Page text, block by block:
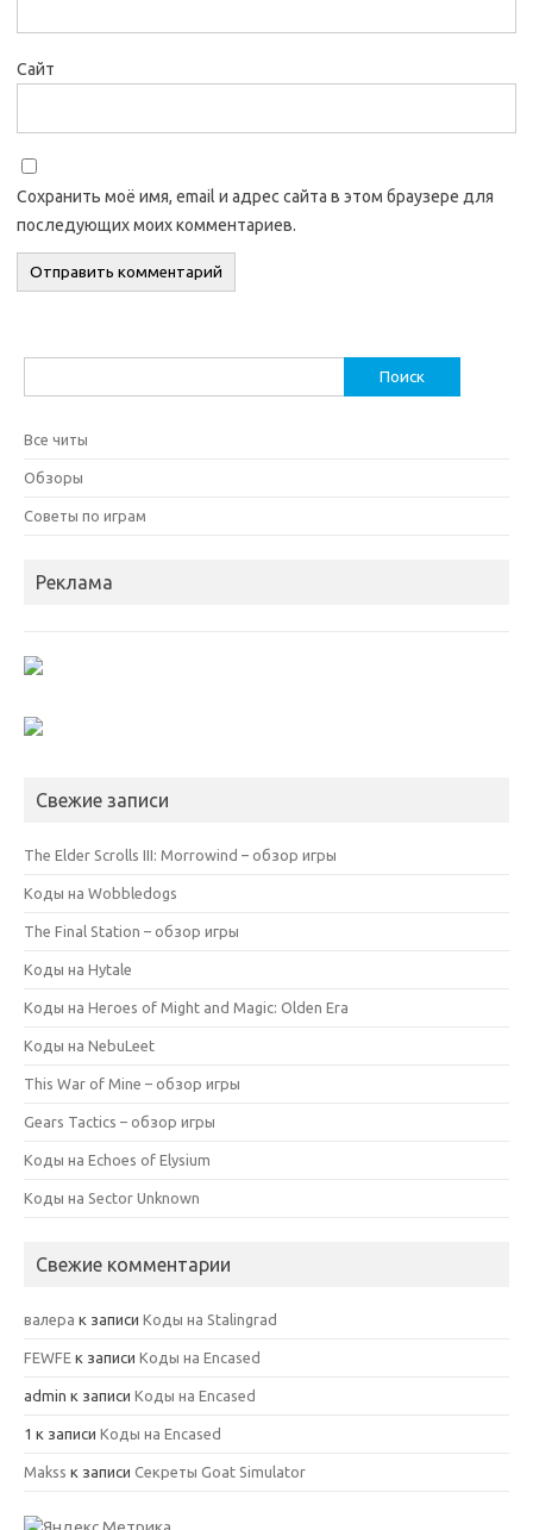
Сайт
Сохранить моё имя, email и адрес сайта в этом браузере для
последующих моих комментариев.
Все читы
Обзоры
Советы по играм
Реклама
Свежие записи
The Elder Scrolls III: Morrowind – обзор игры
Коды на Wobbledogs
The Final Station – обзор игры
Коды на Hytale
Коды на Heroes of Might and Magic: Olden Era
Коды на NebuLeet
This War of Mine – обзор игры
Gears Tactics – обзор игры
Коды на Echoes of Elysium
Коды на Sector Unknown
Свежие комментарии
валера к записи Коды на Stalingrad
FEWFE к записи Коды на Encased
admin к записи Коды на Encased
1 к записи Коды на Encased
Makss к записи Секреты Goat Simulator